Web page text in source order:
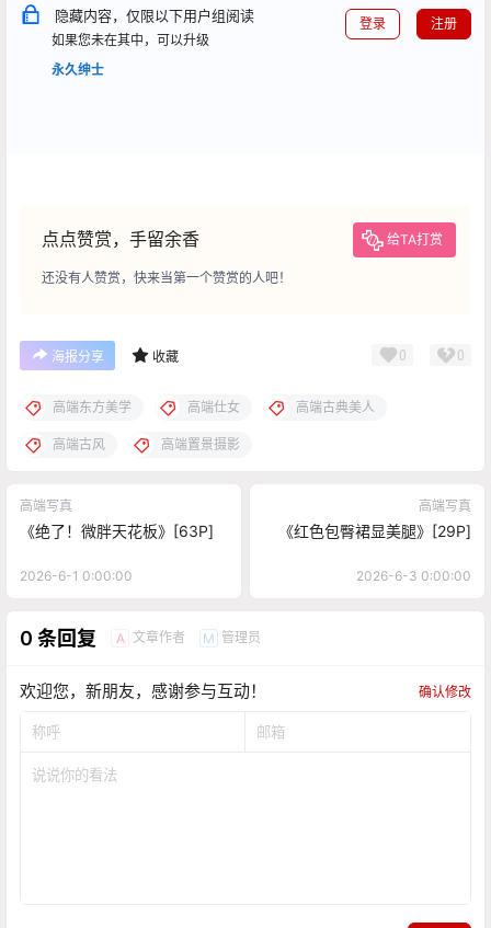
隐藏内容，仅限以下用户组阅读
如果您未在其中，可以升级
永久绅士
登录 注册
点点赞赏，手留余香 给TA打赏
还没有人赞赏，快来当第一个赞赏的人吧！
海报分享 收藏 0 0
高端东方美学 高端仕女 高端古典美人
高端古风 高端置景摄影
高端写真
《绝了！微胖天花板》[63P]
2026-6-1 0:00:00
高端写真
《红色包臀裙显美腿》[29P]
2026-6-3 0:00:00
0 条回复 A 文章作者 M 管理员
欢迎您，新朋友，感谢参与互动！ 确认修改